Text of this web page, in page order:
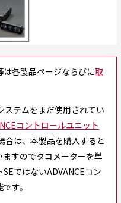
各製品ページならびに取
テムをまだ使用されてい
コントロールユニット
合は、本製品を購入すると
すのでタコメーターを単
ではないADVANCEコン
す。